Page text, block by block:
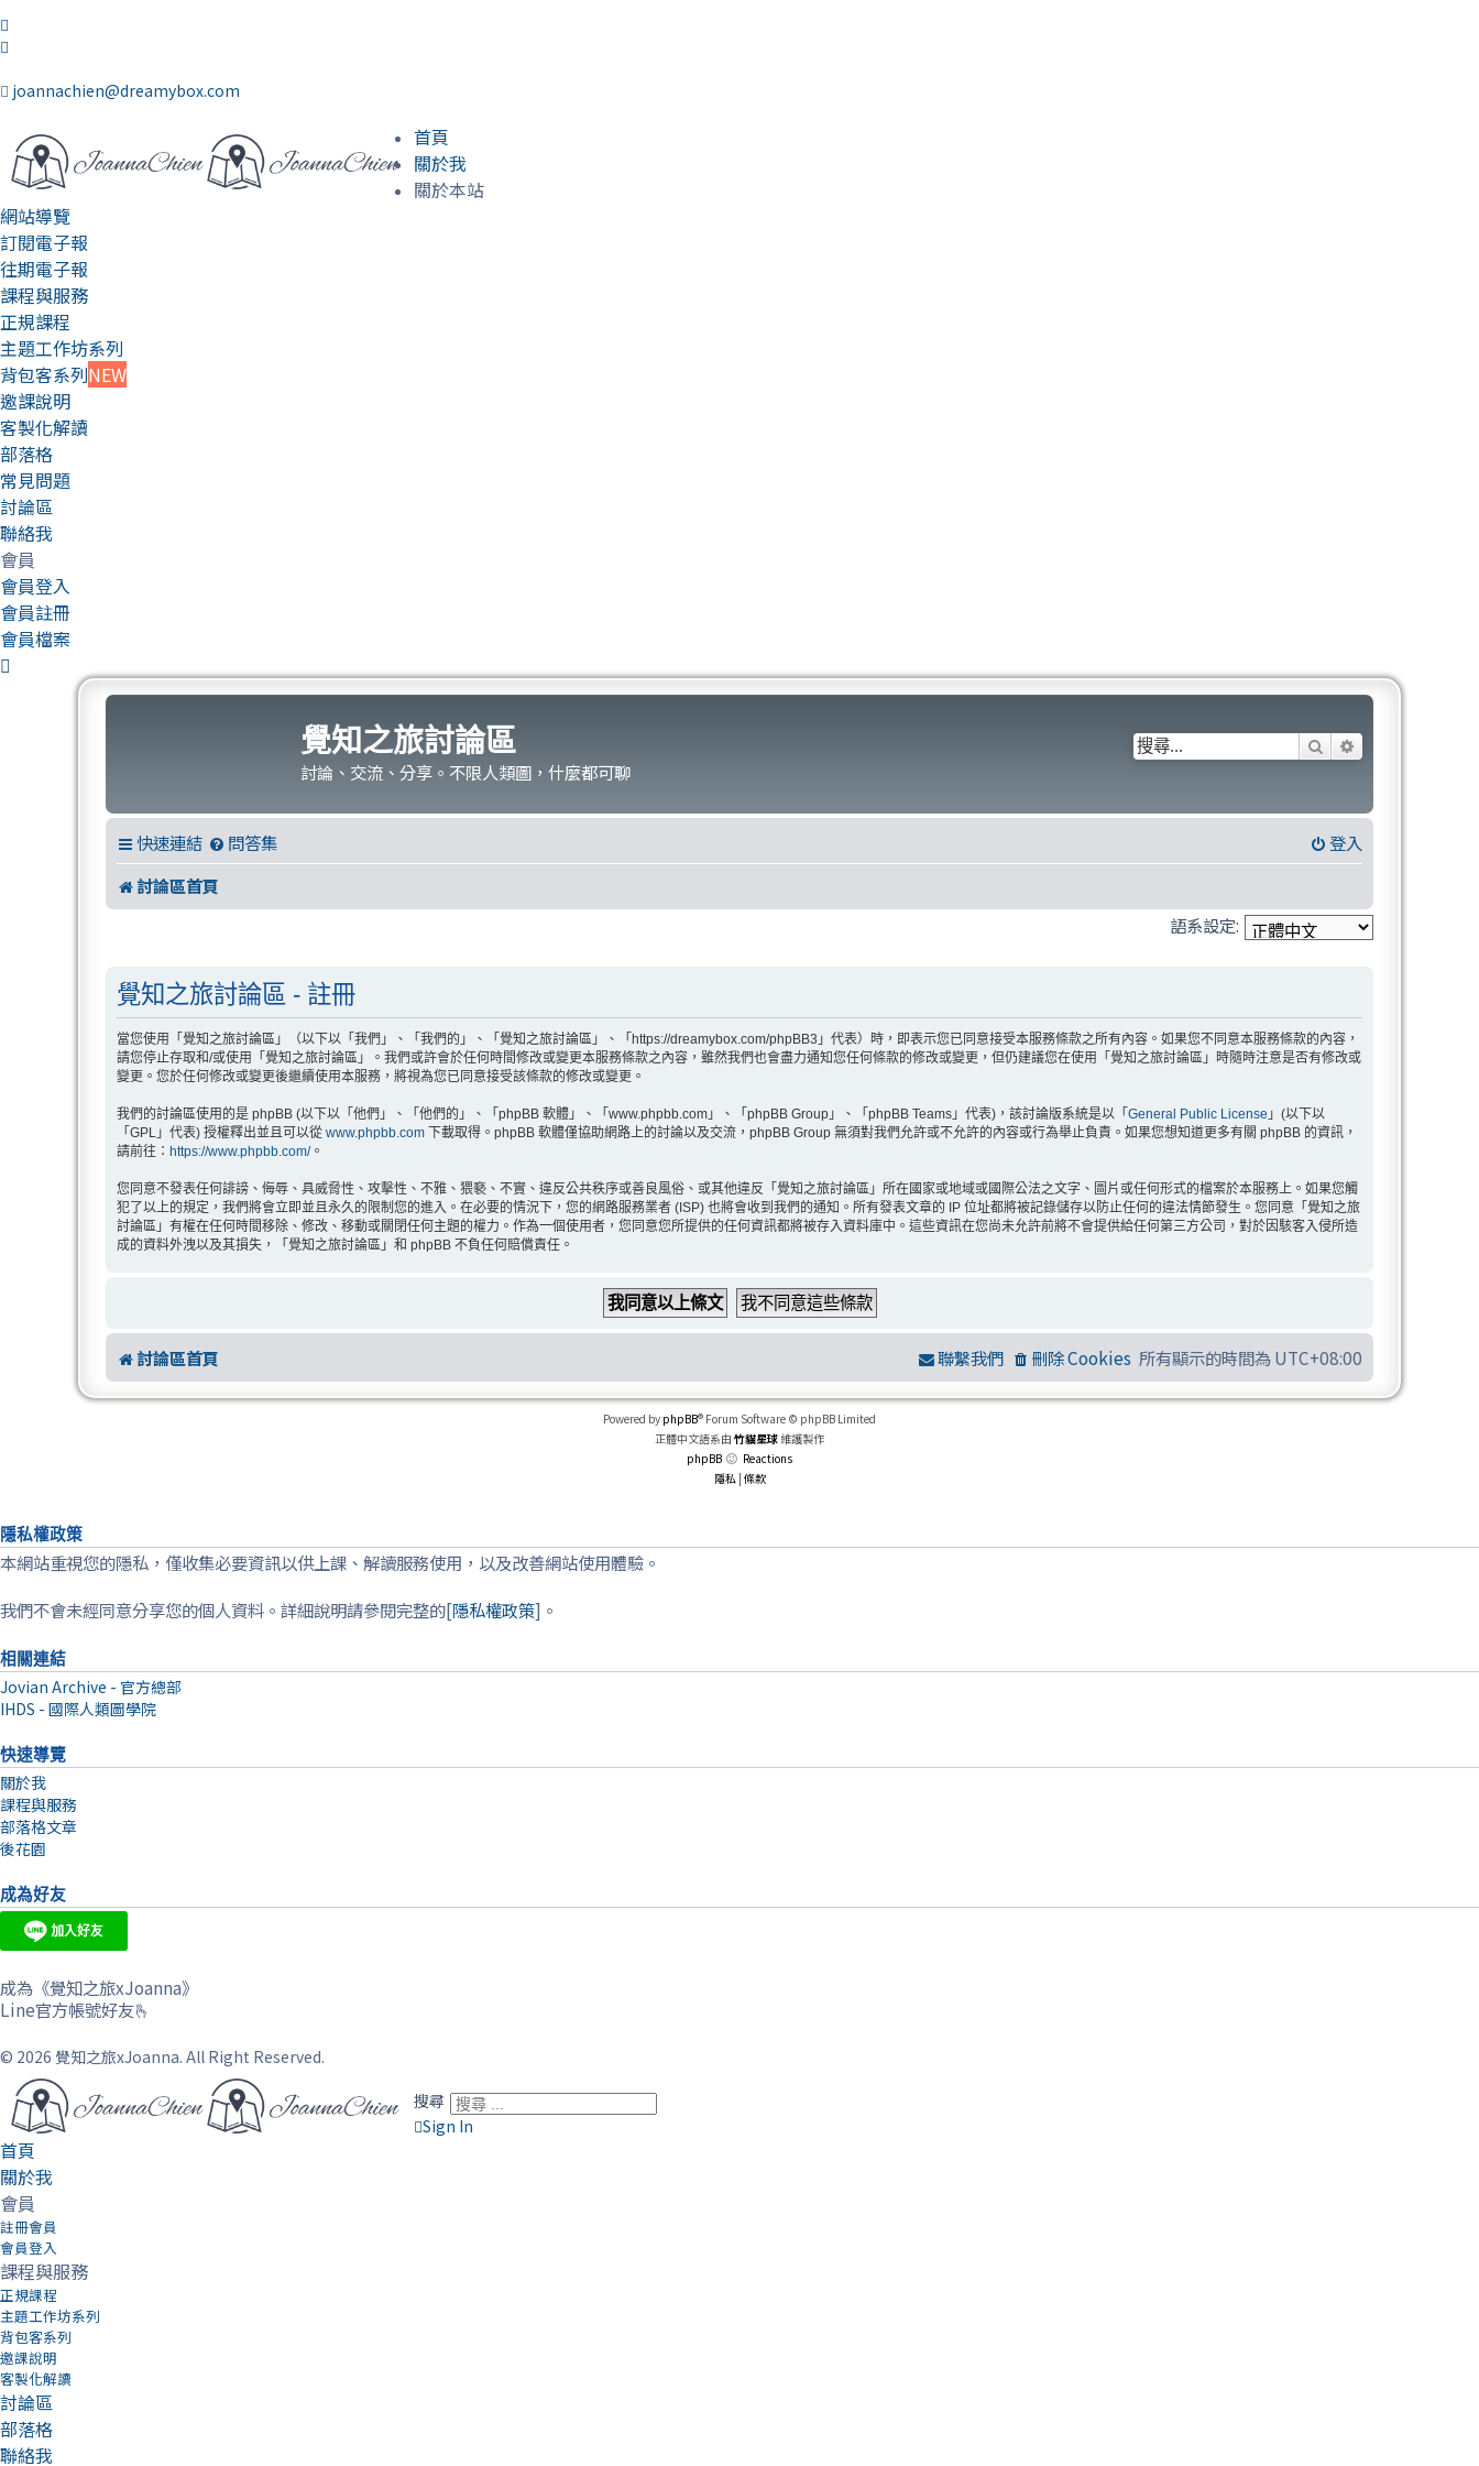
joannachien@dreamybox.com
首頁
關於我
關於本站
網站導覽
訂閱電子報
往期電子報
課程與服務
正規課程
主題工作坊系列
背包客系列NEW
邀課說明
客製化解讀
部落格
常見問題
討論區
聯絡我
會員
會員登入
會員註冊
會員檔案
覺知之旅討論區
討論、交流、分享。不限人類圖，什麼都可聊
搜尋
快速連結 問答集
登入
討論區首頁
語系設定:
覺知之旅討論區 - 註冊
當您使用「覺知之旅討論區」（以下以「我們」、「我們的」、「覺知之旅討論區」、「https://dreamybox.com/phpBB3」代表）時，即表示您已同意接受本服務條款之所有內容。如果您不同意本服務條款的內容，
請您停止存取和/或使用「覺知之旅討論區」。我們或許會於任何時間修改或變更本服務條款之內容，雖然我們也會盡力通知您任何條款的修改或變更，但仍建議您在使用「覺知之旅討論區」時隨時注意是否有修改或
變更。您於任何修改或變更後繼續使用本服務，將視為您已同意接受該條款的修改或變更。
我們的討論區使用的是 phpBB (以下以「他們」、「他們的」、「phpBB 軟體」、「www.phpbb.com」、「phpBB Group」、「phpBB Teams」代表)，該討論版系統是以「 General Public License 」(以下以
「GPL」代表) 授權釋出並且可以從 www.phpbb.com 下載取得。phpBB 軟體僅協助網路上的討論以及交流，phpBB Group 無須對我們允許或不允許的內容或行為舉止負責。如果您想知道更多有關 phpBB 的資訊，
請前往： https://www.phpbb.com/。
您同意不發表任何誹謗、侮辱、具威脅性、攻擊性、不雅、猥褻、不實、違反公共秩序或善良風俗、或其他違反「覺知之旅討論區」所在國家或地域或國際公法之文字、圖片或任何形式的檔案於本服務上。如果您觸
犯了以上的規定，我們將會立即並且永久的限制您的進入。在必要的情況下，您的網路服務業者 (ISP) 也將會收到我們的通知。所有發表文章的 IP 位址都將被記錄儲存以防止任何的違法情節發生。您同意「覺知之旅
討論區」有權在任何時間移除、修改、移動或關閉任何主題的權力。作為一個使用者，您同意您所提供的任何資訊都將被存入資料庫中。這些資訊在您尚未允許前將不會提供給任何第三方公司，對於因駭客入侵所造
成的資料外洩以及其損失，「覺知之旅討論區」和 phpBB 不負任何賠償責任。
討論區首頁 所有顯示的時間為UTC+08:00
刪除 Cookies
聯繫我們
Powered by phpBB® Forum Software © phpBB Limited
正體中文語系由 竹貓星球 維護製作
phpBB
Reactions
隱私| 條款
隱私權政策
本網站重視您的隱私，僅收集必要資訊以供上課、解讀服務使用，以及改善網站使用體驗。
我們不會未經同意分享您的個人資料。詳細說明請參閱完整的[隱私權政策]。
相關連結
Jovian Archive - 官方總部
IHDS - 國際人類圖學院
快速導覽
關於我
課程與服務
部落格文章
後花園
成為好友
成為《覺知之旅xJoanna》
Line官方帳號好友🫰
© 2026 覺知之旅xJoanna. All Right Reserved.
搜尋
Sign In
首頁
關於我
會員
註冊會員
會員登入
課程與服務
正規課程
主題工作坊系列
背包客系列
邀課說明
客製化解讀
討論區
部落格
聯絡我